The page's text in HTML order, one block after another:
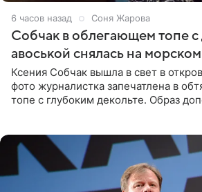
6 часов назад Соня Жарова
Собчак в облегающем топе с
авоськой снялась на
Ксения Собчак вышла в свет в
фото журналистка запечатлена в
топе с глубоким декольте. Образ